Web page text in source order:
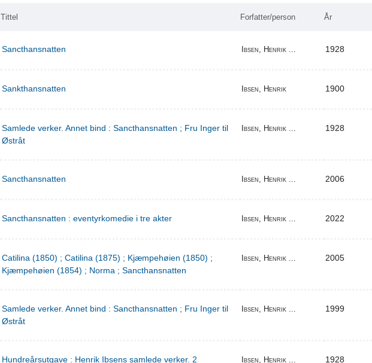
Tittel Forfatter/person År
Sancthansnatten Ibsen, Henrik ... 1928
Sankthansnatten Ibsen, Henrik 1900
Samlede verker. Annet bind : Sancthansnatten ; Fru Inger til
Østråt
Ibsen, Henrik ... 1928
Sancthansnatten Ibsen, Henrik ... 2006
Sancthansnatten : eventyrkomedie i tre akter Ibsen, Henrik ... 2022
Catilina (1850) ; Catilina (1875) ; Kjæmpehøien (1850) ;
Kjæmpehøien (1854) ; Norma ; Sancthansnatten
Ibsen, Henrik ... 2005
Samlede verker. Annet bind : Sancthansnatten ; Fru Inger til
Østråt
Ibsen, Henrik ... 1999
Hundreårsutgave : Henrik Ibsens samlede verker. 2 Ibsen, Henrik ... 1928